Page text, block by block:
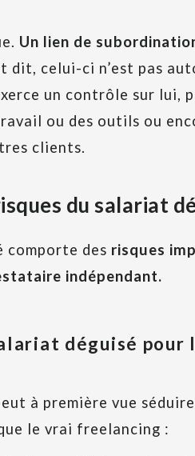
Un lien de
celui-ci n’est pas
un contrôle sur lui,
ou des outils ou
clients.
du salariat
comporte des risques
indépendant.
déguisé
à première vue
le vrai freelancing :